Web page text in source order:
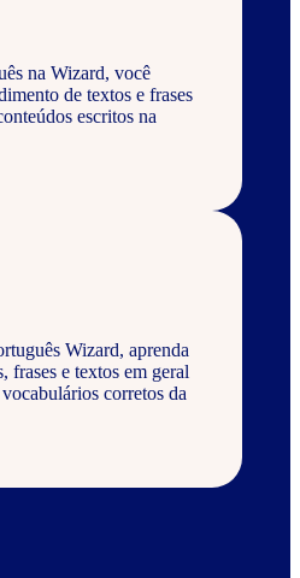
na Wizard, você
de textos e frases
escritos na
Wizard, aprenda
frases e textos em geral
corretos da